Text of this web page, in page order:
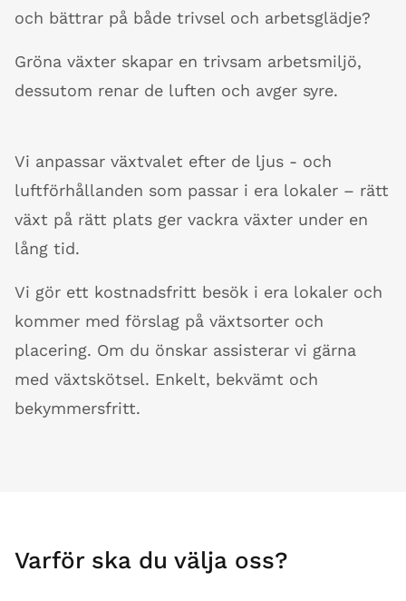
och bättrar på både trivsel och arbetsglädje?
Gröna växter skapar en trivsam arbetsmiljö,
dessutom renar de luften och avger syre.
Vi anpassar växtvalet efter de ljus - och
luftförhållanden som passar i era lokaler – rätt
växt på rätt plats ger vackra växter under en
lång tid.
Vi gör ett kostnadsfritt besök i era lokaler och
kommer med förslag på växtsorter och
placering. Om du önskar assisterar vi gärna
med växtskötsel. Enkelt, bekvämt och
bekymmersfritt.
Varför ska du välja oss?